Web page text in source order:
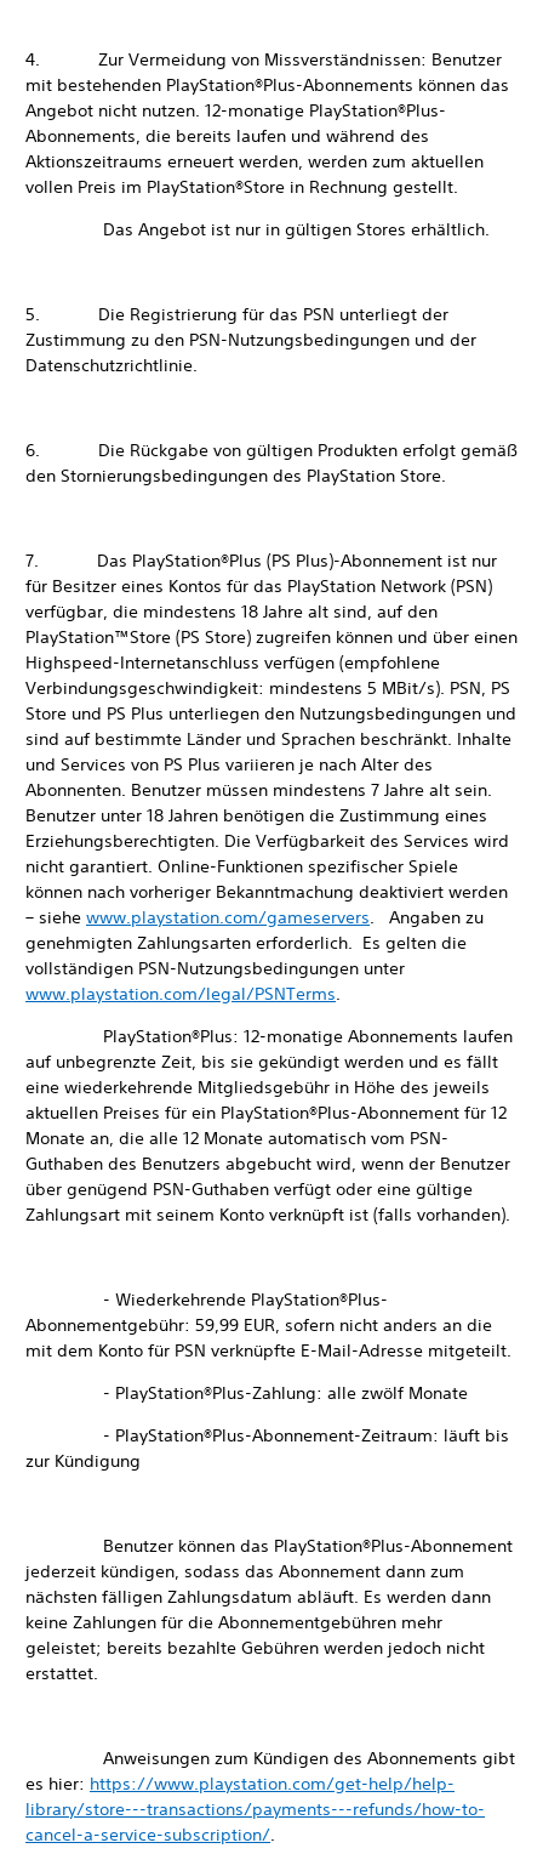
4. Zur Vermeidung von Missverständnissen: Benutzer
mit bestehenden PlayStation®Plus-Abonnements können das
Angebot nicht nutzen. 12-monatige PlayStation®Plus-
Abonnements, die bereits laufen und während des
Aktionszeitraums erneuert werden, werden zum aktuellen
vollen Preis im PlayStation®Store in Rechnung gestellt.
Das Angebot ist nur in gültigen Stores erhältlich.
5. Die Registrierung für das PSN unterliegt der
Zustimmung zu den PSN-Nutzungsbedingungen und der
Datenschutzrichtlinie.
6. Die Rückgabe von gültigen Produkten erfolgt gemäß
den Stornierungsbedingungen des PlayStation Store.
7. Das PlayStation®Plus (PS Plus)-Abonnement ist nur
für Besitzer eines Kontos für das PlayStation Network (PSN)
verfügbar, die mindestens 18 Jahre alt sind, auf den
PlayStation™Store (PS Store) zugreifen können und über einen
Highspeed-Internetanschluss verfügen (empfohlene
Verbindungsgeschwindigkeit: mindestens 5 MBit/s). PSN, PS
Store und PS Plus unterliegen den Nutzungsbedingungen und
sind auf bestimmte Länder und Sprachen beschränkt. Inhalte
und Services von PS Plus variieren je nach Alter des
Abonnenten. Benutzer müssen mindestens 7 Jahre alt sein.
Benutzer unter 18 Jahren benötigen die Zustimmung eines
Erziehungsberechtigten. Die Verfügbarkeit des Services wird
nicht garantiert. Online-Funktionen spezifischer Spiele
können nach vorheriger Bekanntmachung deaktiviert werden
– siehe www.playstation.com/gameservers. Angaben zu
genehmigten Zahlungsarten erforderlich. Es gelten die
vollständigen PSN-Nutzungsbedingungen unter
www.playstation.com/legal/PSNTerms.
PlayStation®Plus: 12-monatige Abonnements laufen
auf unbegrenzte Zeit, bis sie gekündigt werden und es fällt
eine wiederkehrende Mitgliedsgebühr in Höhe des jeweils
aktuellen Preises für ein PlayStation®Plus-Abonnement für 12
Monate an, die alle 12 Monate automatisch vom PSN-
Guthaben des Benutzers abgebucht wird, wenn der Benutzer
über genügend PSN-Guthaben verfügt oder eine gültige
Zahlungsart mit seinem Konto verknüpft ist (falls vorhanden).
- Wiederkehrende PlayStation®Plus-
Abonnementgebühr: 59,99 EUR, sofern nicht anders an die
mit dem Konto für PSN verknüpfte E-Mail-Adresse mitgeteilt.
- PlayStation®Plus-Zahlung: alle zwölf Monate
- PlayStation®Plus-Abonnement-Zeitraum: läuft bis
zur Kündigung
Benutzer können das PlayStation®Plus-Abonnement
jederzeit kündigen, sodass das Abonnement dann zum
nächsten fälligen Zahlungsdatum abläuft. Es werden dann
keine Zahlungen für die Abonnementgebühren mehr
geleistet; bereits bezahlte Gebühren werden jedoch nicht
erstattet.
Anweisungen zum Kündigen des Abonnements gibt
es hier: https://www.playstation.com/get-help/help-
library/store---transactions/payments---refunds/how-to-
cancel-a-service-subscription/.